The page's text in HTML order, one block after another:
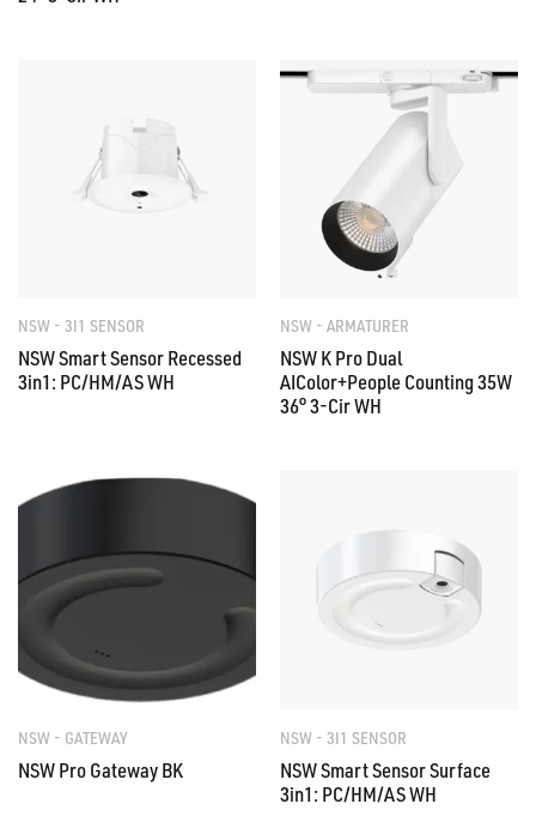
NSW - 3I1 SENSOR
NSW Smart Sensor Recessed
3in1: PC/HM/AS WH
NSW - ARMATURER
NSW K Pro Dual
AIColor+People Counting 35W
36° 3-Cir WH
NSW - GATEWAY
NSW Pro Gateway BK
NSW - 3I1 SENSOR
NSW Smart Sensor Surface
3in1: PC/HM/AS WH